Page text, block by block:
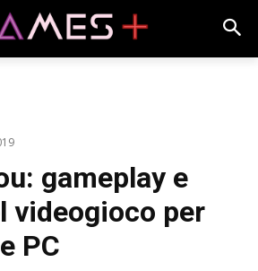
gameplay e
videogioco per
PC